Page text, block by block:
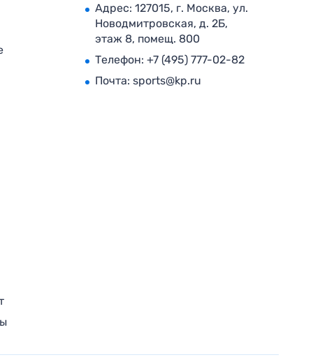
Адрес: 127015, г. Москва, ул.
Новодмитровская, д. 2Б,
этаж 8, помещ. 800
Телефон: +7 (495) 777-02-82
Почта: sports@kp.ru